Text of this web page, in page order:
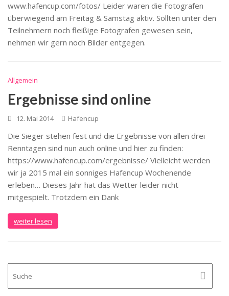
www.hafencup.com/fotos/ Leider waren die Fotografen
überwiegend am Freitag & Samstag aktiv. Sollten unter den
Teilnehmern noch fleißige Fotografen gewesen sein,
nehmen wir gern noch Bilder entgegen.
Allgemein
Ergebnisse sind online
12. Mai 2014 Hafencup
Die Sieger stehen fest und die Ergebnisse von allen drei
Renntagen sind nun auch online und hier zu finden:
https://www.hafencup.com/ergebnisse/ Vielleicht werden
wir ja 2015 mal ein sonniges Hafencup Wochenende
erleben… Dieses Jahr hat das Wetter leider nicht
mitgespielt. Trotzdem ein Dank
weiter lesen